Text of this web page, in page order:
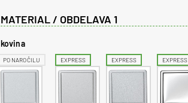
MATERIAL / OBDELAVA 1
kovina
PO NAROČILU EXPRESS EXPRESS EXPRESS